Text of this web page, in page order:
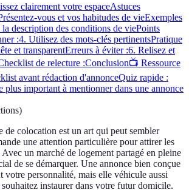
clairement votre espaceAstuces
vous et vos habitudes de vieExemples
description des conditions de viePoints
:4. Utilisez des mots-clés pertinentsPratique
et transparentErreurs à éviter :6. Relisez et
de relecture :Conclusion📺 Ressource
avant rédaction d'annonceQuiz rapide :
important à mentionner dans une annonce
)
de colocation est un art qui peut sembler
une attention particulière pour attirer les
Avec un marché de logement partagé en pleine
de se démarquer. Une annonce bien conçue
votre personnalité, mais elle véhicule aussi
instaurer dans votre futur domicile.